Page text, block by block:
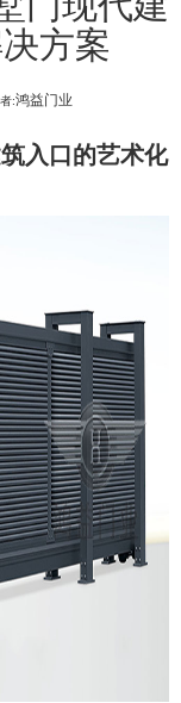
方案
:鸿益门业
入口的艺术化